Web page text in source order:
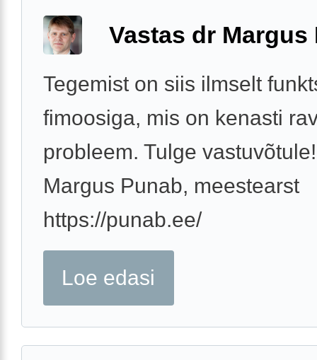
Vastas dr Margus
Tegemist on siis ilmselt
fimoosiga, mis on kenasti
probleem. Tulge vastuvõtule!
Margus Punab, meestearst
https://punab.ee/
Loe edasi